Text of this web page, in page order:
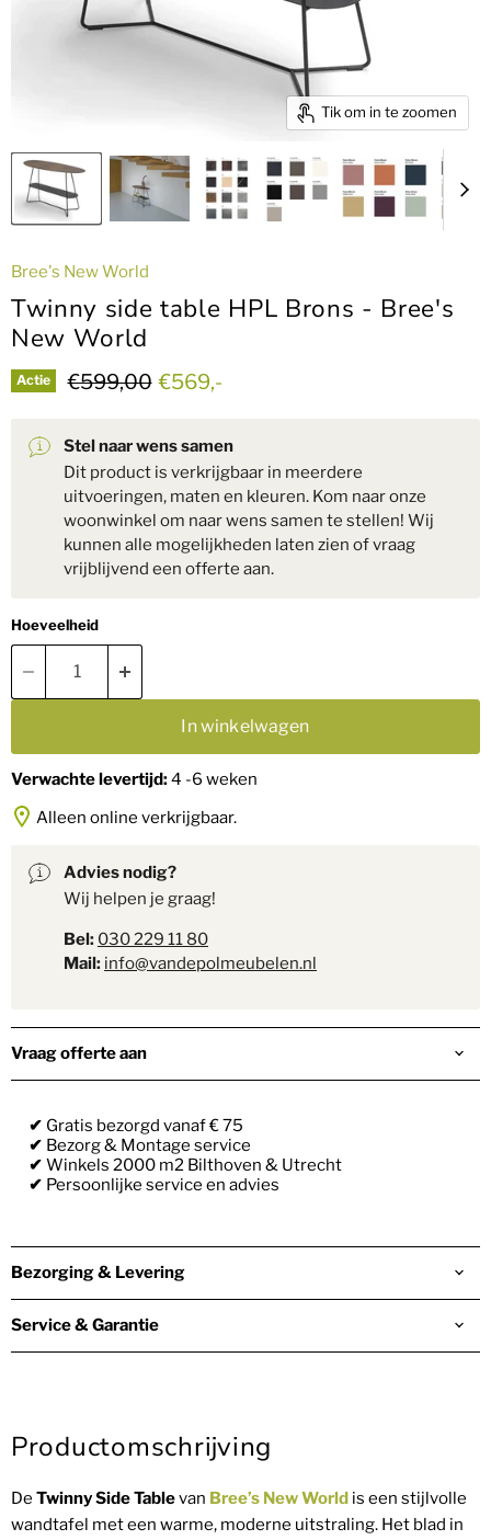
Tik om in te zoomen
Bree's New World
Twinny side table HPL Brons - Bree's
New World
Actie Oorspronkelijke prijs
€599,00 Huidige prijs
€569,-
Stel naar wens samen
Dit product is verkrijgbaar in meerdere
uitvoeringen, maten en kleuren. Kom naar onze
woonwinkel om naar wens samen te stellen! Wij
kunnen alle mogelijkheden laten zien of vraag
vrijblijvend een offerte aan.
Hoeveelheid
In winkelwagen
Verwachte levertijd:4 -6 weken
Alleen online verkrijgbaar.
Advies nodig?
Wij helpen je graag!
Bel: 030 229 11 80
Mail: info@vandepolmeubelen.nl
Vraag offerte aan
✔ Gratis bezorgd vanaf € 75
✔ Bezorg & Montage service
✔ Winkels 2000 m2 Bilthoven & Utrecht
✔ Persoonlijke service en advies
Bezorging & Levering
Service & Garantie
Productomschrijving
De Twinny Side Tablevan Bree’s New World is een stijlvolle
wandtafel met een warme, moderne uitstraling. Het blad in